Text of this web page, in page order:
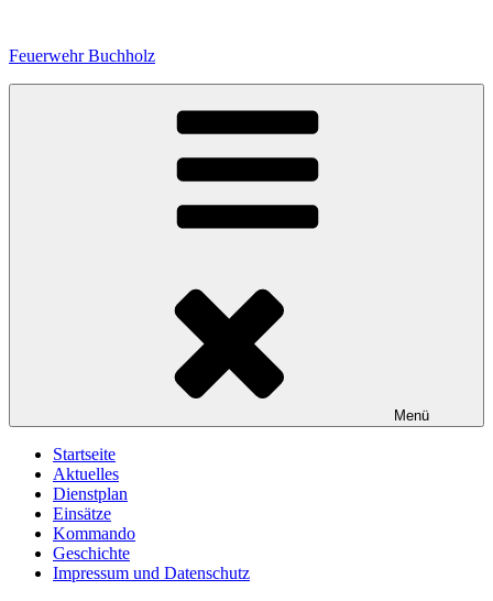
springen
Feuerwehr Buchholz
Menü
Startseite
Aktuelles
Dienstplan
Einsätze
Kommando
Geschichte
Impressum und Datenschutz